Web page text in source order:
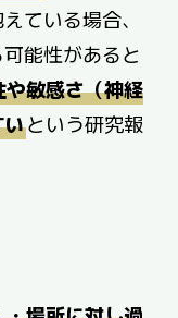
ている場合、
能性があると
敏感さ（神経
という研究報